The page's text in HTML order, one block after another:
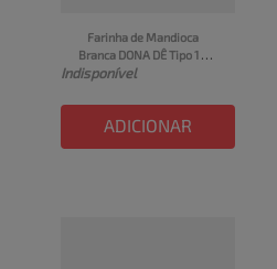
Farinha de Mandioca
Branca DONA DÊ Tipo 1
Pacote 1kg
Indisponível
ADICIONAR